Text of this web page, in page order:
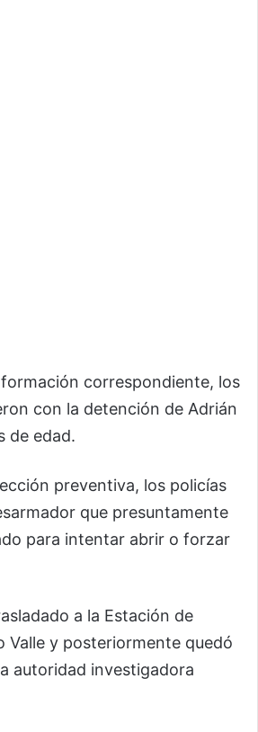
correspondiente, los
con la detención de Adrián
de edad.
preventiva, los policías
que presuntamente
para intentar abrir o forzar
a la Estación de
Valle y posteriormente quedó
autoridad investigadora